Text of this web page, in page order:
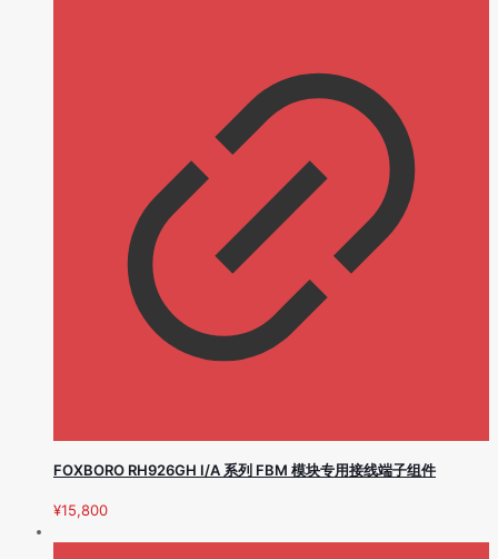
FOXBORO RH926GH I/A 系列 FBM 模块专用接线端子组件
¥15,800